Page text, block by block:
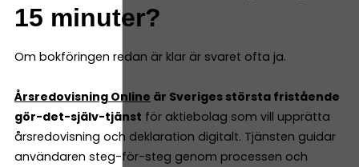
15 minuter?
Om bokföringen redan är klar är svaret ofta ja.
Årsredovisning Online är Sveriges största fristående
gör-det-själv-tjänst för aktiebolag som vill upprätta
årsredovisning och deklaration digitalt. Tjänsten guidar
användaren steg-för-steg genom processen och